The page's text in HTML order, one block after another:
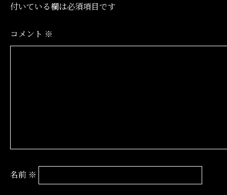
付いている欄は必須項目です
コメント ※
名前 ※